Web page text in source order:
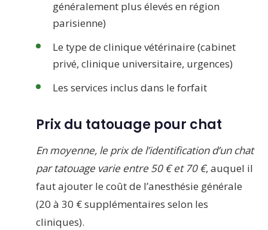
généralement plus élevés en région
parisienne)
Le type de clinique vétérinaire (cabinet
privé, clinique universitaire, urgences)
Les services inclus dans le forfait
Prix du tatouage pour chat
En moyenne, le prix de l’identification d’un chat
par tatouage varie entre 50 € et 70 €, auquel il
faut ajouter le coût de l’anesthésie générale
(20 à 30 € supplémentaires selon les
cliniques).